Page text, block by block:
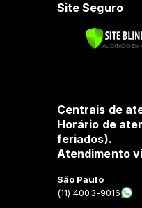
Site Seguro
Centrais de
Horário de
feriados).
Atendimento
São Paulo
(11) 4003-9016